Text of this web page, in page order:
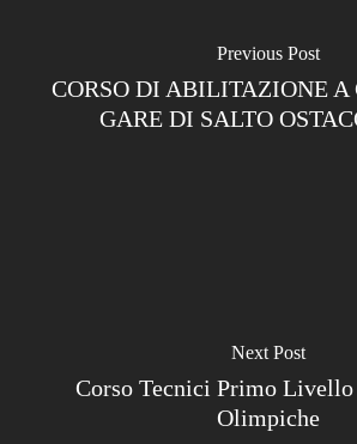
Previous Post
CORSO DI ABILITAZIONE
GARE DI SALTO
Next Post
Corso Tecnici Primo
Olimpiche